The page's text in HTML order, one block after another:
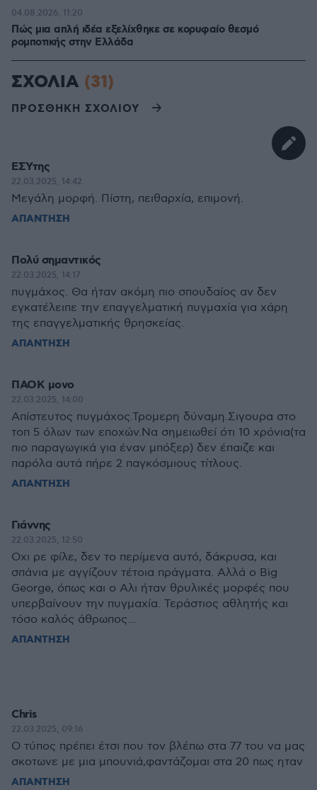
Πώς μια απλή ιδέα εξελίχθηκε σε κορυφαίο θεσμό
ρομποτικής στην Ελλάδα
04.08.2026, 11:20
ΣΧΟΛΙΑ (31)
ΠΡΟΣΘΗΚΗ ΣΧΟΛΙΟΥ
ΕΣΥτης
22.03.2025, 14:42
Μεγάλη μορφή. Πίστη, πειθαρχία, επιμονή.
ΑΠΑΝΤΗΣΗ
Πολύ σημαντικός
22.03.2025, 14:17
πυγμάχος. Θα ήταν ακόμη πιο σπουδαίος αν δεν
εγκατέλειπε την επαγγελματική πυγμαχία για χάρη
της επαγγελματικής θρησκείας.
ΑΠΑΝΤΗΣΗ
ΠΑΟΚ μονο
22.03.2025, 14:00
Απίστευτος πυγμάχος.Τρομερη δύναμη.Σιγουρα στο
τοπ 5 όλων των εποχών.Να σημειωθεί ότι 10 χρόνια(τα
πιο παραγωγικά για έναν μπόξερ) δεν έπαιζε και
παρόλα αυτά πήρε 2 παγκόσμιους τίτλους.
ΑΠΑΝΤΗΣΗ
Γιάννης
22.03.2025, 12:50
Οχι ρε φίλε, δεν το περίμενα αυτό, δάκρυσα, και
σπάνια με αγγίζουν τέτοια πράγματα. Αλλά ο Big
George, όπως και ο Αλι ήταν θρυλικές μορφές που
υπερβαίνουν την πυγμαχία. Τεράστιος αθλητής και
τόσο καλός άθρωπος...
ΑΠΑΝΤΗΣΗ
Chris
22.03.2025, 09:16
O τύπος πρέπει έτσι που τον βλέπω στα 77 του να μας
σκοτωνε με μια μπουνιά,φαντάζομαι στα 20 πως ηταν
ΑΠΑΝΤΗΣΗ